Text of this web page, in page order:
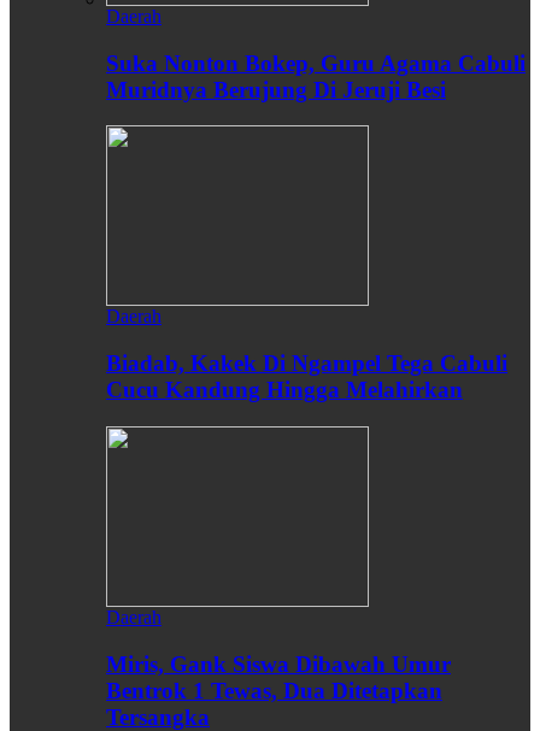
Daerah
Suka Nonton Bokep, Guru Agama Cabuli
Muridnya Berujung Di Jeruji Besi
Daerah
Biadab, Kakek Di Ngampel Tega Cabuli
Cucu Kandung Hingga Melahirkan
Daerah
Miris, Gank Siswa Dibawah Umur
Bentrok 1 Tewas, Dua Ditetapkan
Tersangka